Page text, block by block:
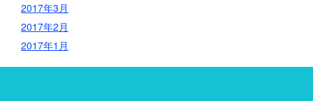
2017年3月
2017年2月
2017年1月